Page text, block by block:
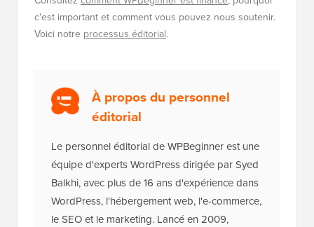
c'est important et comment vous pouvez nous soutenir.
Voici notre processus éditorial.
À propos du personnel
éditorial
Le personnel éditorial de WPBeginner est une
équipe d'experts WordPress dirigée par Syed
Balkhi, avec plus de 16 ans d'expérience dans
WordPress, l'hébergement web, l'e-commerce,
le SEO et le marketing. Lancé en 2009,